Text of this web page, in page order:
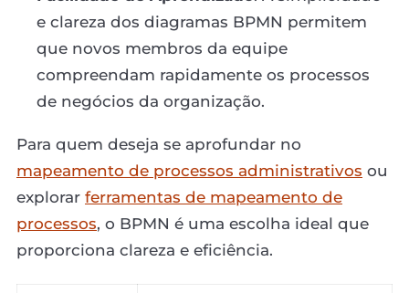
e clareza dos diagramas BPMN permitem
que novos membros da equipe
compreendam rapidamente os processos
de negócios da organização.
Para quem deseja se aprofundar no
mapeamento de processos administrativos ou
explorar ferramentas de mapeamento de
processos, o BPMN é uma escolha ideal que
proporciona clareza e eficiência.